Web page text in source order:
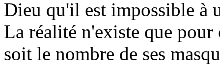
Dieu qu'il est impossible à
La réalité n'existe que
soit le nombre de ses